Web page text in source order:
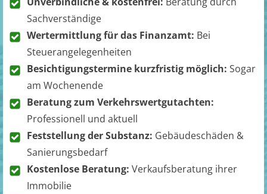
Sachverständige
Wertermittlung für das Finanzamt: Bei
Steuerangelegenheiten
Besichtigungstermine kurzfristig möglich: Sogar
am Wochenende
Beratung zum Verkehrswertgutachten:
Professionell und aktuell
Feststellung der Substanz: Gebäudeschäden &
Sanierungsbedarf
Kostenlose Beratung: Verkaufsberatung ihrer
Immobilie